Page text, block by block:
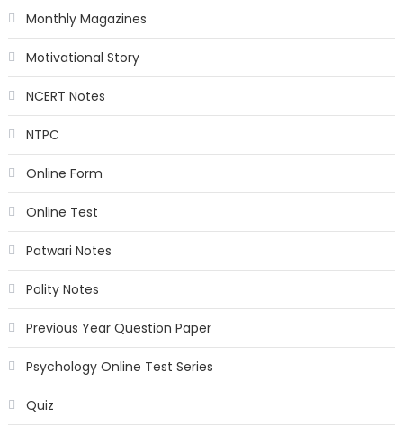
Monthly Magazines
Motivational Story
NCERT Notes
NTPC
Online Form
Online Test
Patwari Notes
Polity Notes
Previous Year Question Paper
Psychology Online Test Series
Quiz